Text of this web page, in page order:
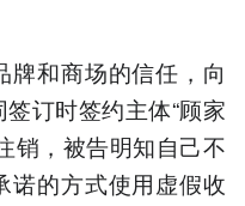
牌和商场的信任，向
订时签约主体“顾家
销，被告明知自己不
诺的方式使用虚假收